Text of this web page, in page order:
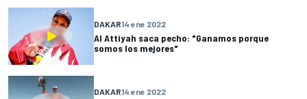
DAKAR14 ene 2022
Al Attiyah saca pecho: "Ganamos porque
somos los mejores"
DAKAR14 ene 2022